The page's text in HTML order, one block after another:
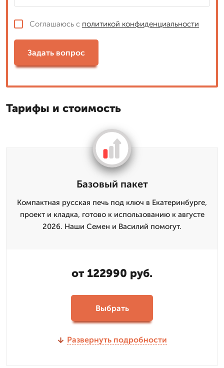
Соглашаюсь с политикой конфиденциальности
Задать вопрос
Тарифы и стоимость
Базовый пакет
Компактная русская печь под ключ в Екатеринбурге,
проект и кладка, готово к использованию к августе
2026. Наши Семен и Василий помогут.
от 122990 руб.
Выбрать
Развернуть подробности